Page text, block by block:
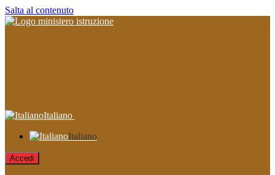
Salta al contenuto
Italiano
Italiano
Accedi